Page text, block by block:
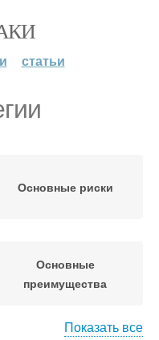
статьи
Основные риски
Основные
преимущества
Показать все